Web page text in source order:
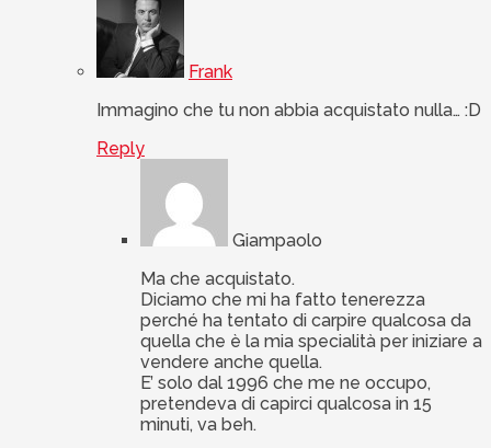
Frank
Immagino che tu non abbia acquistato nulla… :D
Reply
Giampaolo
Ma che acquistato.
Diciamo che mi ha fatto tenerezza
perché ha tentato di carpire qualcosa da
quella che è la mia specialità per iniziare a
vendere anche quella.
E’ solo dal 1996 che me ne occupo,
pretendeva di capirci qualcosa in 15
minuti, va beh.